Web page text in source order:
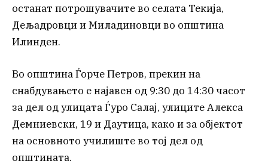
останат потрошувачите во селата Текија,
Дељадровци и Миладиновци во општина
Илинден.
Во општина Ѓорче Петров, прекин на
снабдувањето е најавен од 9:30 до 14:30 часот
за дел од улицата Ѓуро Салај, улиците Алекса
Демниевски, 19 и Даутица, како и за објектот
на основното училиште во тој дел од
општината.